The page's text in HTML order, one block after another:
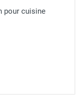
pour cuisine